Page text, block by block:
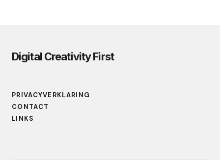
Digital Creativity First
PRIVACYVERKLARING
CONTACT
LINKS